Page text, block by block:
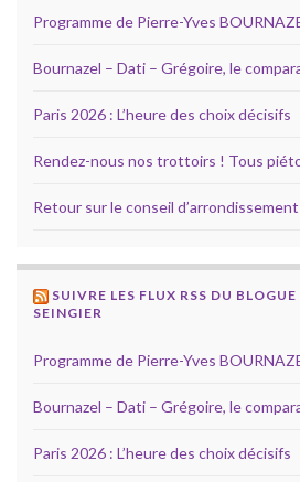
Programme de Pierre-Yves
Bournazel – Dati – Grégoire, le
Paris 2026 : L’heure des choix décisifs
Rendez-nous nos trottoirs ! Tous
Retour sur le conseil
SUIVRE LES FLUX RSS DU
SEINGIER
Programme de Pierre-Yves
Bournazel – Dati – Grégoire, le
Paris 2026 : L’heure des choix décisifs